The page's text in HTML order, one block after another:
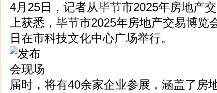
4月25日，记者从毕节市2025年房地产
上获悉， 毕节市2025年房地产交易博览
日在市科技文化中心广场举行。
届时，将有40余家企业参展，涵盖了房